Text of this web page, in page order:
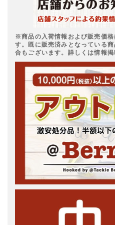
※商品の入荷情報および販売価
す。既に販売済みとなっている
合もございます。詳しくは情報